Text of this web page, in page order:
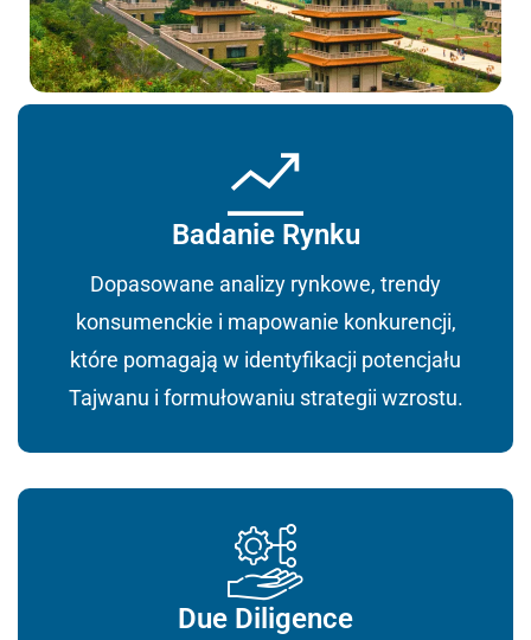
Badanie Rynku
Dopasowane analizy rynkowe, trendy
konsumenckie i mapowanie konkurencji,
które pomagają w identyfikacji potencjału
Tajwanu i formułowaniu strategii wzrostu.
Due Diligence